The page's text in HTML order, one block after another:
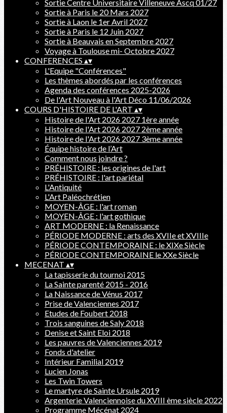
Sortie Centre Universitaire Villeneuve Ascq 01/27
Sortie à Paris le 20 Mars 2027
Sortie à Laon le 1er Avril 2027
Sortie à Paris le 12 Juin 2027
Sortie à Beauvais en Septembre 2027
Voyage à Toulouse mi- Octobre 2027
CONFERENCES ▴▾
L'Equipe "Conférences"
Les thèmes abordés par les conférences
Agenda des conférences 2025-2026
De l'Art Nouveau à l'Art Déco 11/06/2026
COURS D'HISTOIRE DE L'ART ▴▾
Histoire de l'Art 2026 2027 1ère année
Histoire de l'Art 2026 2027 2ème année
Histoire de l'Art 2026 2027 3ème année
Équipe histoire de l’Art
Comment nous joindre ?
PRÉHISTOIRE : les origines de l'art
PRÉHISTOIRE : l'art pariétal
L'Antiquité
L'Art Paléochrétien
MOYEN-ÂGE : l'art roman
MOYEN-ÂGE : l'art gothique
ART MODERNE : la Renaissance
PÉRIODE MODERNE : arts des XVIIe et XVIIIe
PÉRIODE CONTEMPORAINE : le XIXe Siècle
PÉRIODE CONTEMPORAINE le XXe Siècle
MECENAT ▴▾
La tapisserie du tournoi 2015
La Sainte parenté 2015 - 2016
La Naissance de Vénus 2017
Prise de Valenciennes 2017
Etudes de Foubert 2018
Trois sanguines de Saly 2018
Denise et Saint Eloi 2018
Les pauvres de Valenciennes 2019
Fonds d'atelier
Intérieur Familial 2019
Lucien Jonas
Les Twin Towers
Le martyre de Sainte Ursule 2019
Argenterie Valenciennoise du XVIII ème siècle 2022
Programme Mécénat 2024